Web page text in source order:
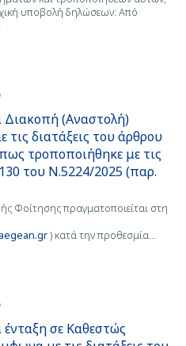
υποβολή δηλώσεων: Από
Διακοπή (Αναστολή)
διατάξεις του άρθρου
τροποποιήθηκε με τις
του Ν.5224/2025 (παρ.
Φοίτησης πραγματοποιείται στη
) κατά την προθεσμία…
σε Καθεστώς